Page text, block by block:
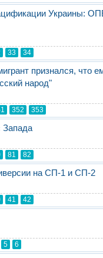
Украины:
33 34
признался, что
народ"
352 353
Запада
81 82
на СП-1 и СП-2
41 42
5 6